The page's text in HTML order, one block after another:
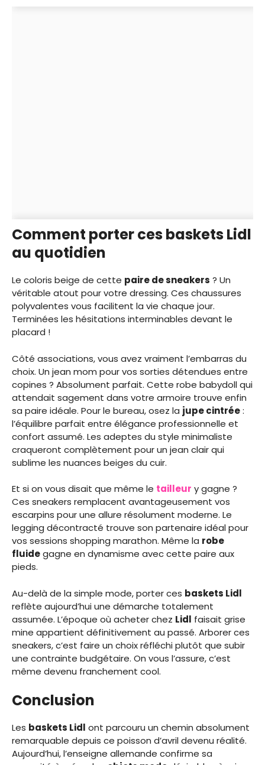
Comment porter ces baskets Lidl
au quotidien
Le coloris beige de cette paire de sneakers ? Un
véritable atout pour votre dressing. Ces chaussures
polyvalentes vous facilitent la vie chaque jour.
Terminées les hésitations interminables devant le
placard !
Côté associations, vous avez vraiment l’embarras du
choix. Un jean mom pour vos sorties détendues entre
copines ? Absolument parfait. Cette robe babydoll qui
attendait sagement dans votre armoire trouve enfin
sa paire idéale. Pour le bureau, osez la jupe cintrée:
l’équilibre parfait entre élégance professionnelle et
confort assumé. Les adeptes du style minimaliste
craqueront complètement pour un jean clair qui
sublime les nuances beiges du cuir.
Et si on vous disait que même le tailleur y gagne ?
Ces sneakers remplacent avantageusement vos
escarpins pour une allure résolument moderne. Le
legging décontracté trouve son partenaire idéal pour
vos sessions shopping marathon. Même la robe
fluidegagne en dynamisme avec cette paire aux
pieds.
Au-delà de la simple mode, porter ces baskets Lidl
reflète aujourd’hui une démarche totalement
assumée. L’époque où acheter chez Lidl faisait grise
mine appartient définitivement au passé. Arborer ces
sneakers, c’est faire un choix réfléchi plutôt que subir
une contrainte budgétaire. On vous l’assure, c’est
même devenu franchement cool.
Conclusion
Les baskets Lidl ont parcouru un chemin absolument
remarquable depuis ce poisson d’avril devenu réalité.
Aujourd’hui, l’enseigne allemande confirme sa